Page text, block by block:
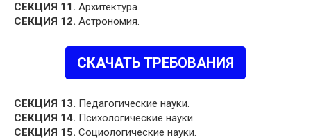
СЕКЦИЯ 11. Архитектура.
СЕКЦИЯ 12. Астрономия.
СКАЧАТЬ ТРЕБОВАНИЯ
СЕКЦИЯ 13. Педагогические науки.
СЕКЦИЯ 14. Психологические науки.
СЕКЦИЯ 15. Социологические науки.